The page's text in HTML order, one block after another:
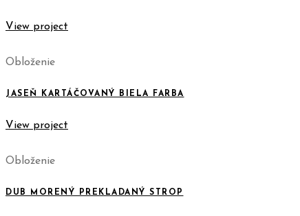
View project
Obloženie
JASEŇ KARTÁČOVANÝ BIELA FARBA
View project
Obloženie
DUB MORENÝ PREKLADANÝ STROP